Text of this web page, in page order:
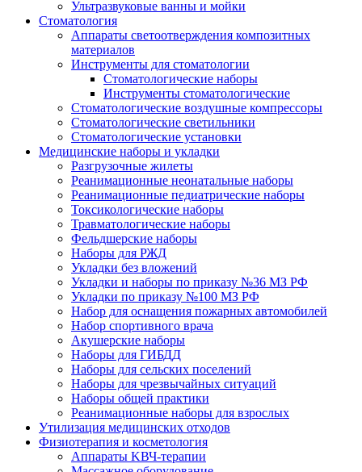
Ультразвуковые ванны и мойки
Стоматология
Аппараты светоотверждения композитных
материалов
Инструменты для стоматологии
Стоматологические наборы
Инструменты стоматологические
Стоматологические воздушные компрессоры
Стоматологические светильники
Стоматологические установки
Медицинские наборы и укладки
Разгрузочные жилеты
Реанимационные неонатальные наборы
Реанимационные педиатрические наборы
Токсикологические наборы
Травматологические наборы
Фельдшерские наборы
Наборы для РЖД
Укладки без вложений
Укладки и наборы по приказу №36 МЗ РФ
Укладки по приказу №100 МЗ РФ
Набор для оснащения пожарных автомобилей
Набор спортивного врача
Акушерские наборы
Наборы для ГИБДД
Наборы для сельских поселений
Наборы для чрезвычайных ситуаций
Наборы общей практики
Реанимационные наборы для взрослых
Утилизация медицинских отходов
Физиотерапия и косметология
Аппараты KВЧ-терапии